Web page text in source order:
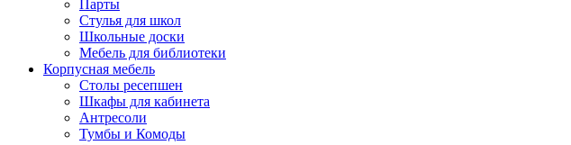
Парты
Стулья для школ
Школьные доски
Мебель для библиотеки
Корпусная мебель
Столы ресепшен
Шкафы для кабинета
Антресоли
Тумбы и Комоды